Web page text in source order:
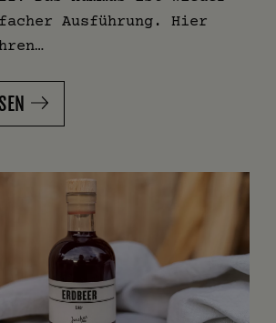
Ausführung. Hier